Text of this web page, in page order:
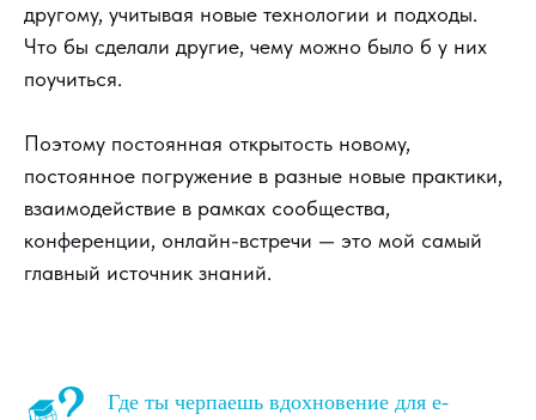
другому, учитывая новые технологии и подходы.
Что бы сделали другие, чему можно было б у них
поучиться.
Поэтому постоянная открытость новому,
постоянное погружение в разные новые практики,
взаимодействие в рамках сообщества,
конференции, онлайн-встречи — это мой самый
главный источник знаний.
Где ты черпаешь вдохновение для e-